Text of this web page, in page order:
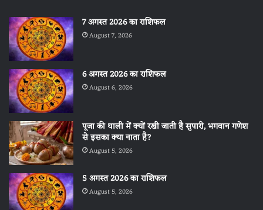
7 अगस्त 2026 का राशिफल
August 7, 2026
6 अगस्त 2026 का राशिफल
August 6, 2026
पूजा की थाली में क्यों रखी जाती है सुपारी, भगवान गणेश
से इसका क्या नाता है?
August 5, 2026
5 अगस्त 2026 का राशिफल
August 5, 2026